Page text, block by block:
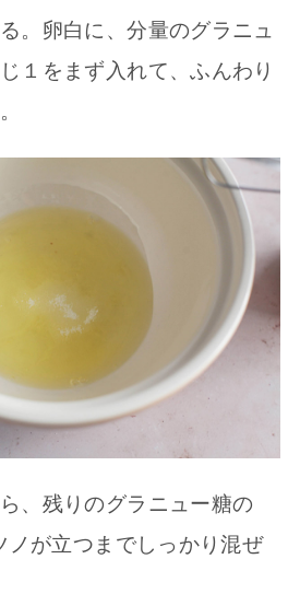
。卵白に、分量のグラニュ
１をまず入れて、ふんわり
、残りのグラニュー糖の
ノが立つまでしっかり混ぜ